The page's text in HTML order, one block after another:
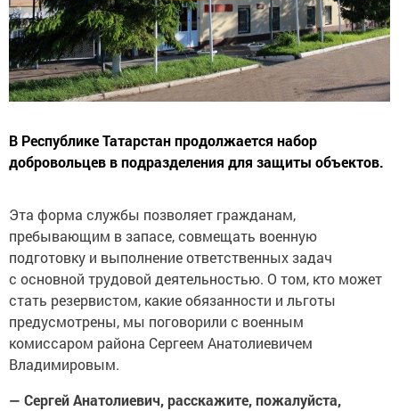
В Республике Татарстан продолжается набор
добровольцев в подразделения для защиты объектов.
Эта форма службы позволяет гражданам,
пребывающим в запасе, совмещать военную
подготовку и выполнение ответственных задач
с основной трудовой деятельностью. О том, кто может
стать резервистом, какие обязанности и льготы
предусмотрены, мы поговорили с военным
комиссаром района Сергеем Анатолиевичем
Владимировым.
— Сергей Анатолиевич, расскажите, пожалуйста,